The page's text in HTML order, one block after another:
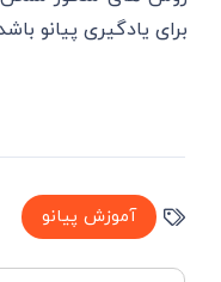
برای یادگیری پیانو
آموزش پیانو